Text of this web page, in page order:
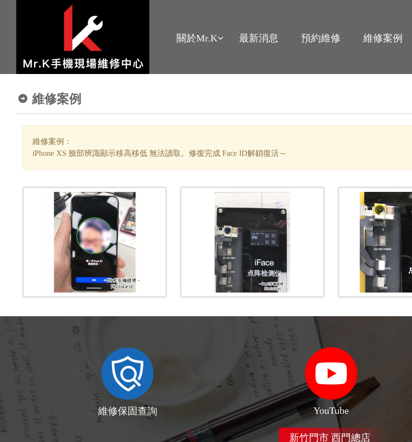
關於Mr.K 最新消息 預約維修 維修案例
維修案例
維修案例：
iPhone XS 臉部辨識顯示移高移低 無法讀取。修復完成 Face ID解鎖復活～
維修保固查詢 YouTube
新竹門市 西門總店